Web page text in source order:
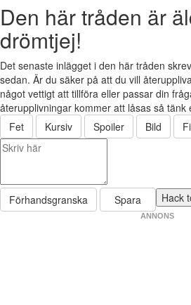
Den här tråden är
drömtjej!
Det senaste inlägget i den här tråden
sedan. Är du säker på att du vill
något vettigt att tillföra eller passar din
återupplivningar kommer att låsas så tänk
Fet
Kursiv Spoiler Bild
Förhandsgranska Spara
ANNONS